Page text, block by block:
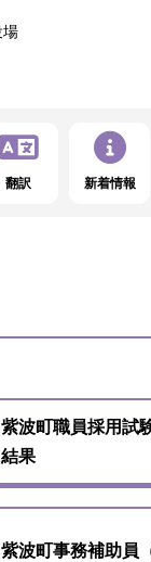
翻訳 新着情報
紫波町職員採用試
結果
紫波町事務補助員